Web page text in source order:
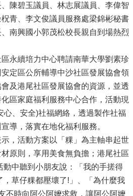
陳碧玉議員、林志展議員、李偉智
青、李文俊議員服務處梁錦彬秘書
南興國小郭茂松校長親自到場熱烈
永續培力中心聘請南華大學劉素珍
定區公所輔導中沙社區發展協會領
及港尾社區發展協會的資源，並透
區家庭福利服務中心合作，活動現
心、安全)社福網絡，透過製作社福
導，落實在地化福利服務。
，活動方案以「粿」為主軸串起世
原則，享用美食無負擔；港尾社區
動中聽到小朋友說：「我的手搓得
，草仔粿都壓壞了!」、「為什麼我
不時向阿公阿嬤求救，讓阿公阿嬤